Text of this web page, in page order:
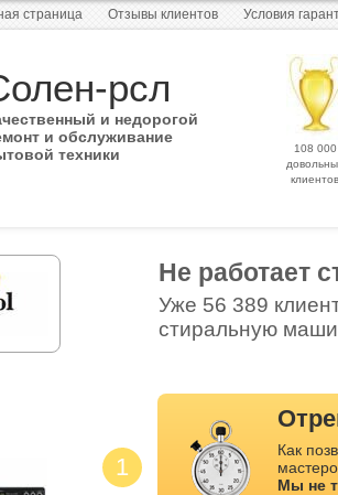
страница Отзывы клиентов Условия
рсл
и недорогой
и обслуживание
техники
108 000
клиентов
Не работает
Уже 56 389
стиральную
1
Как
Мы не